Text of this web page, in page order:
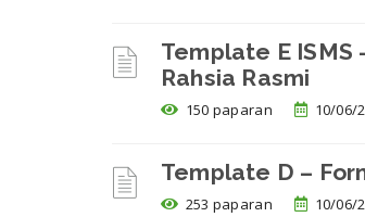
Template E ISMS
Rahsia Rasmi
150 paparan 10/06/
Template D –
253 paparan 10/06/